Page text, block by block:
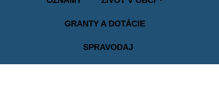
GRANTY A DOTÁCIE
SPRAVODAJ